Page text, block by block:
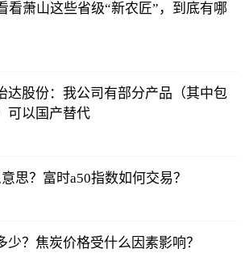
看萧山这些省级“新农匠”，到底有哪
达股份：我公司有部分产品（其中包
可以国产替代
思？富时a50指数如何交易？
少？焦炭价格受什么因素影响？